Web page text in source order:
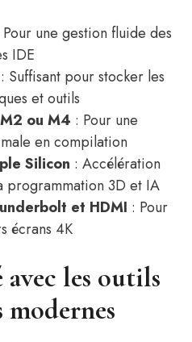
Pour une gestion fluide des
IDE
: Suffisant pour stocker les
et outils
ou M4 : Pour une
en compilation
Silicon : Accélération
programmation 3D et IA
et HDMI : Pour
écrans 4K
les outils